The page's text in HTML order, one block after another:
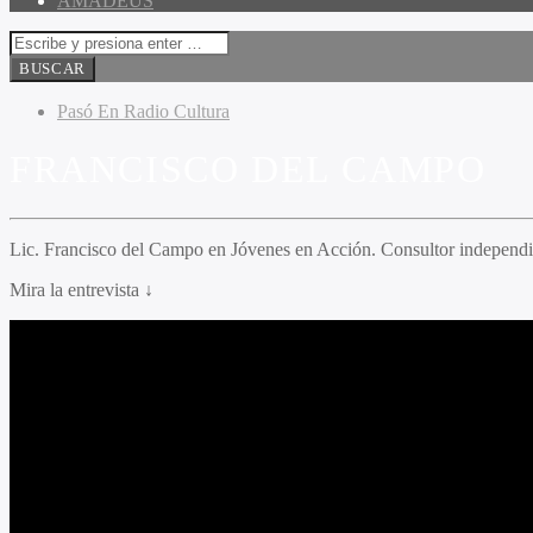
Pasó En Radio Cultura
Lic. Francisco del Campo en Jóvenes en Acción. Consultor
Mira la entrevista ↓